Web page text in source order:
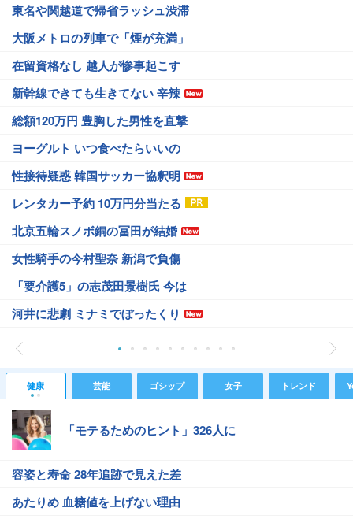
東名や関越道で帰省ラッシュ渋滞
大阪メトロの列車で「煙が充満」
在留資格なし 越人が惨事起こす
新幹線できても生きてない 辛辣
総額120万円 豊胸した男性を直撃
ヨーグルト いつ食べたらいいの
性接待疑惑 韓国サッカー協釈明
レンタカー予約 10万円分当たる
北京五輪スノボ銅の冨田が結婚
女性騎手の今村聖奈 新潟で負傷
「要介護5」の志茂田景樹氏 今は
河井に悲劇 ミナミでぼったくり
健康 芸能 ゴシップ 女子 トレンド
「モテるためのヒント」326人に
容姿と寿命 28年追跡で見えた差
あたりめ 血糖値を上げない理由